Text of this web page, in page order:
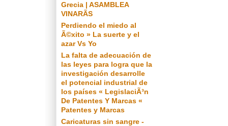
Grecia | ASAMBLEA
VINARÃS
Perdiendo el miedo al
Ã©xito » La suerte y el
azar Vs Yo
La falta de adecuación de
las leyes para logra que la
investigación desarrolle
el potencial industrial de
los países « LegislaciÃ³n
De Patentes Y Marcas «
Patentes y Marcas
Caricaturas sin sangre -